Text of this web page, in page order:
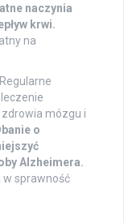
naczynia
krwi.
na
mózgu i
o
Alzheimera.
w sprawność